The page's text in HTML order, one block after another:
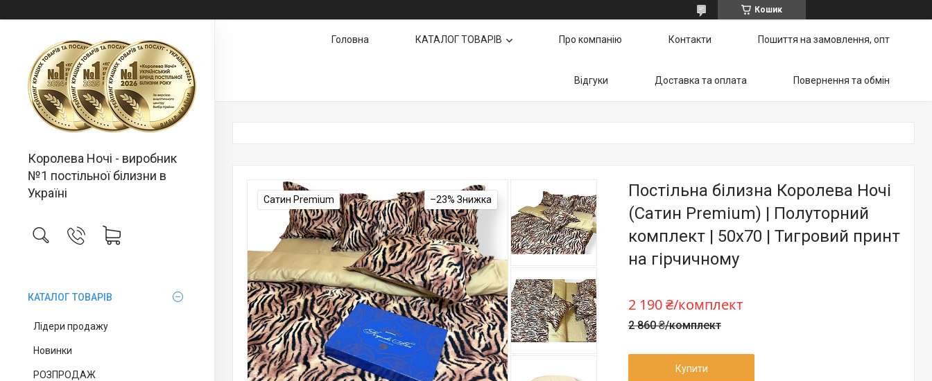
Кошик
Королева Ночі - виробник
№1 постільної білизни в
Україні
КАТАЛОГ ТОВАРІВ
Лідери продажу
Новинки
РОЗПРОДАЖ
Головна КАТАЛОГ ТОВАРІВ Про компанію Контакти Пошиття на замовлення, опт
Відгуки Доставка та оплата Повернення та обмін
Сатин Premium –23%
Постільна білизна Королева Ночі
(Сатин Premium) | Полуторний
комплект | 50х70 | Тигровий принт
на гірчичному
2 860 ₴/комплект
2 190 ₴/комплект
Купити